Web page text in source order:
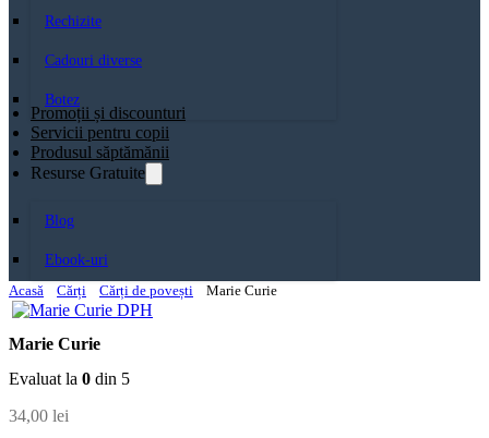
Rechizite
Cadouri diverse
Botez
Promoții și discounturi
Servicii pentru copii
Produsul săptămănii
Resurse Gratuite
Blog
Ebook-uri
Acasă
Cărți Cărți de povești Marie Curie
Marie Curie
Evaluat la 0 din 5
34,00 lei